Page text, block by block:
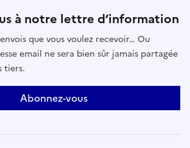
à notre lettre d’information
que vous voulez recevoir… Ou
email ne sera bien sûr jamais partagée
tiers.
Abonnez-vous